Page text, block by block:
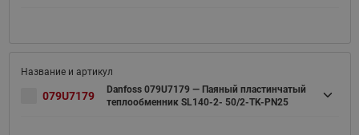
079U7179
Danfoss 079U7179 — Паяный пластинчатый
теплообменник SL140-2- 50/2-TK-PN25